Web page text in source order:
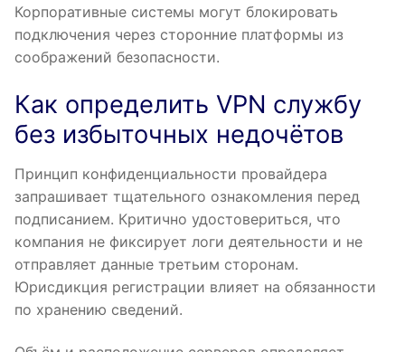
Корпоративные системы могут блокировать
подключения через сторонние платформы из
соображений безопасности.
Как определить VPN службу
без избыточных недочётов
Принцип конфиденциальности провайдера
запрашивает тщательного ознакомления перед
подписанием. Критично удостовериться, что
компания не фиксирует логи деятельности и не
отправляет данные третьим сторонам.
Юрисдикция регистрации влияет на обязанности
по хранению сведений.